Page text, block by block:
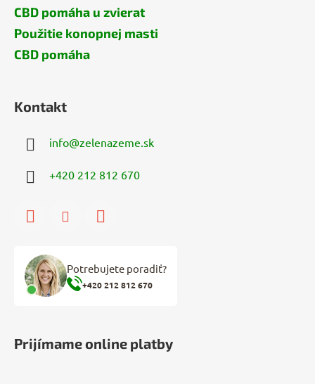
CBD pomáha u zvierat
Použitie konopnej masti
CBD pomáha
Kontakt
info@zelenazeme.sk
+420 212 812 670
Potrebujete poradiť?
+420 212 812 670
Prijímame online platby